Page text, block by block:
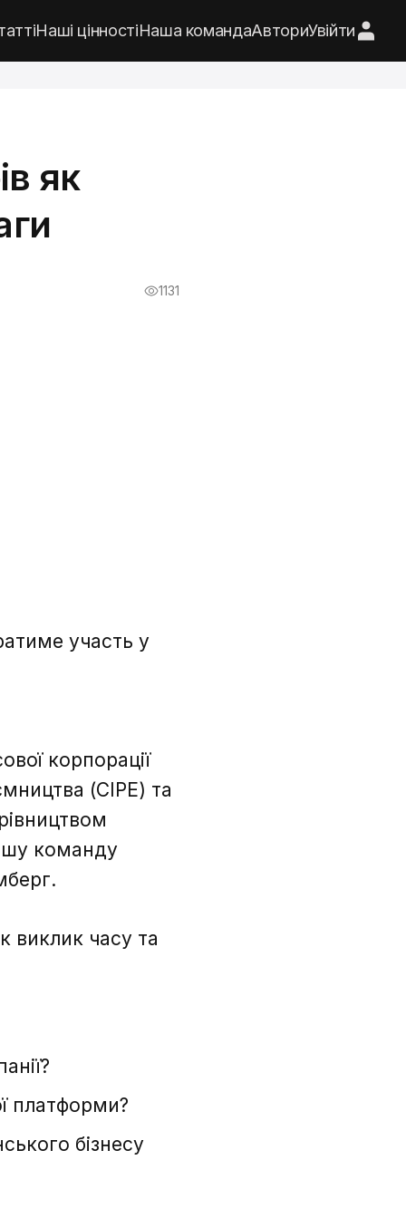
Наші цінностіНаша командаАвториУвійти
як
1131
участь у
корпорації
(CIPE) та
команду
виклик часу та
платформи?
бізнесу